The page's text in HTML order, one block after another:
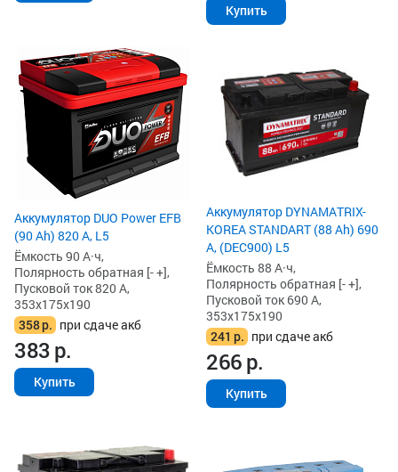
Купить
Аккумулятор DUO Power EFB
(90 Ah) 820 А, L5
Ёмкость 90 А·ч,
Полярность обратная [- +],
Пусковой ток 820 А,
353x175x190
358р. при сдаче акб
383р.
Купить
Аккумулятор DYNAMATRIX-
KOREA STANDART (88 Ah) 690
А, (DEC900) L5
Ёмкость 88 А·ч,
Полярность обратная [- +],
Пусковой ток 690 А,
353x175x190
241 р. при сдаче акб
266р.
Купить